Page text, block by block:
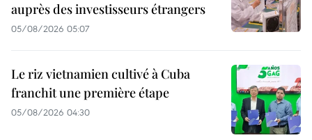
auprès des investisseurs étrangers
05/08/2026 05:07
Le riz vietnamien cultivé à Cuba
franchit une première étape
05/08/2026 04:30